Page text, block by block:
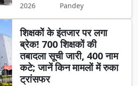
2026 Pandey
शिक्षकों के इंतजार पर लगा
ब्रेक! 700 शिक्षकों की
तबादला सूची जारी, 400 नाम
कटे; जानें किन मामलों में रुका
ट्रांसफर